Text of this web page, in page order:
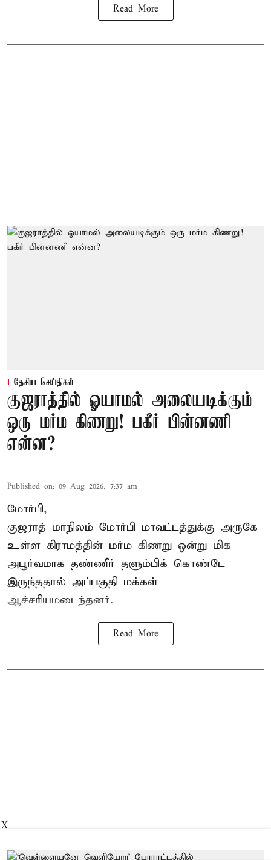
Read More
தேசிய செய்திகள்
குஜராத்தில் ஓயாமல் அலையடிக்கும்
ஒரு மர்ம கிணறு! பகீர் பின்னணி
என்ன?
Published on: 09 Aug 2026, 7:37 am
மோர்பி,
குஜராத் மாநிலம் மோர்பி மாவட்டத்துக்கு அருகே
உள்ள கிராமத்தின் மர்ம கிணறு ஒன்று மிக
அபூர்வமாக தண்ணீர் தளும்பிக் கொண்டே
இருந்ததால் அப்பகுதி மக்கள்
ஆச்சரியமடைந்தனர்.
Read More
X